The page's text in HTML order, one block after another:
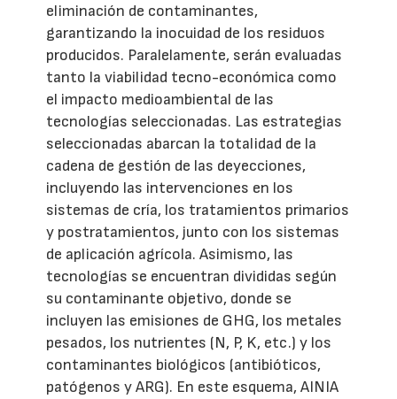
eliminación de contaminantes,
garantizando la inocuidad de los residuos
producidos. Paralelamente, serán evaluadas
tanto la viabilidad tecno-económica como
el impacto medioambiental de las
tecnologías seleccionadas. Las estrategias
seleccionadas abarcan la totalidad de la
cadena de gestión de las deyecciones,
incluyendo las intervenciones en los
sistemas de cría, los tratamientos primarios
y postratamientos, junto con los sistemas
de aplicación agrícola. Asimismo, las
tecnologías se encuentran divididas según
su contaminante objetivo, donde se
incluyen las emisiones de GHG, los metales
pesados, los nutrientes (N, P, K, etc.) y los
contaminantes biológicos (antibióticos,
patógenos y ARG). En este esquema, AINIA